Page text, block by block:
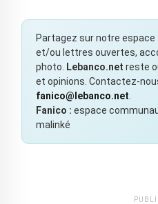
Partagez sur notre espace
et/ou lettres ouvertes,
photo.
Lebanco.net reste
et opinions. Contactez-
fanico@lebanco.net
Fanico : espace
malinké